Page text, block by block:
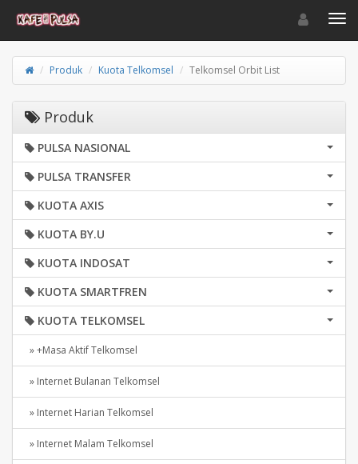
Toggle
Produk Kuota Telkomsel Telkomsel Orbit List
Produk
PULSA NASIONAL
PULSA TRANSFER
KUOTA AXIS
KUOTA BY.U
KUOTA INDOSAT
KUOTA SMARTFREN
KUOTA TELKOMSEL
» +Masa Aktif Telkomsel
» Internet Bulanan Telkomsel
» Internet Harian Telkomsel
» Internet Malam Telkomsel